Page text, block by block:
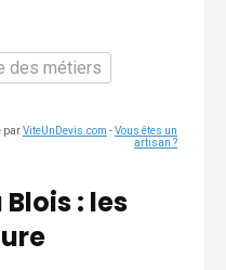
des métiers
parViteUnDevis.com -Vous êtes un
artisan ?
: les